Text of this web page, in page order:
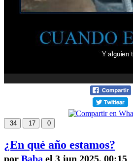
34 17 0
¿En qué año estamos?
por Baba el 3 jun 2025, 00:15